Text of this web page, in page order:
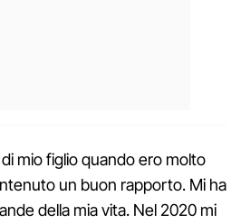
mio figlio quando ero molto
un buon rapporto. Mi ha
della mia vita. Nel 2020 mi